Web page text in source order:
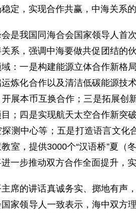
定，实现合作共赢，中海关系
是我国同海合会国家领导人首
系，强调中海要做共促团结的
：一是构建能源立体合作新格
炼化合作以及清洁低碳能源技
展本币互换合作；三是拓展创
；四是实现航天太空合作新突
探测中心等；五是打造语言文
室，提供3000个“汉语桥”夏（
一步推动双方合作全面提升，实
席的讲话真诚务实、掷地有声
家领导人一致表示，海中双方